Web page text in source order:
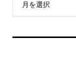
月を選択